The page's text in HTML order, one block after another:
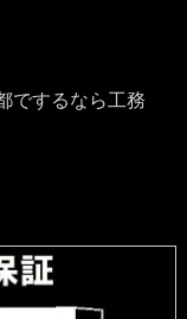
でするなら工務